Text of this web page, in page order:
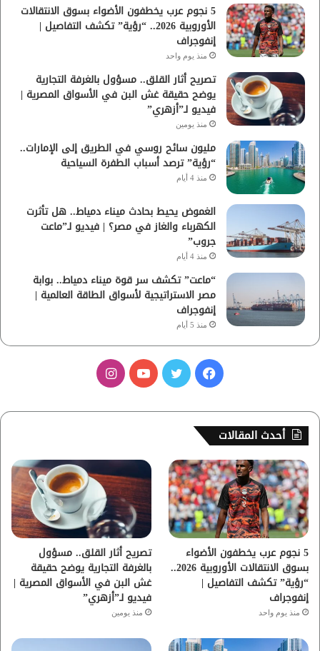
5 نجوم عرب يخطفون الأضواء بسوق الانتقالات
الأوروبية 2026.. “رؤية” تكشف التفاصيل |
إنفوجراف
منذ يوم واحد
تصريح أثار القلق.. مسؤول بالغرفة التجارية
يوضح حقيقة غش البن في الأسواق المصرية |
فيديو لـ”أزهري”
منذ يومين
مليون سائح روسي في الطريق إلى الإمارات..
“رؤية” ترصد أسباب الطفرة السياحية
منذ 4 أيام
الغموض يحيط بحادث ميناء دمياط.. هل تأثرت
الكهرباء والغاز في مصر؟ | فيديو لـ”ماعت
جروب”
منذ 4 أيام
“ماعت” تكشف سر قوة ميناء دمياط.. بوابة
مصر الاستراتيجية لأسواق الطاقة العالمية |
إنفوجراف
منذ 5 أيام
س
ب
و
ك
ر
ي
و
ب
ت
ق
ر
ا
م
أحدث المقالات
5 نجوم عرب يخطفون الأضواء
بسوق الانتقالات الأوروبية 2026..
“رؤية” تكشف التفاصيل |
إنفوجراف
منذ يوم واحد
تصريح أثار القلق.. مسؤول
بالغرفة التجارية يوضح حقيقة
غش البن في الأسواق المصرية |
فيديو لـ”أزهري”
منذ يومين